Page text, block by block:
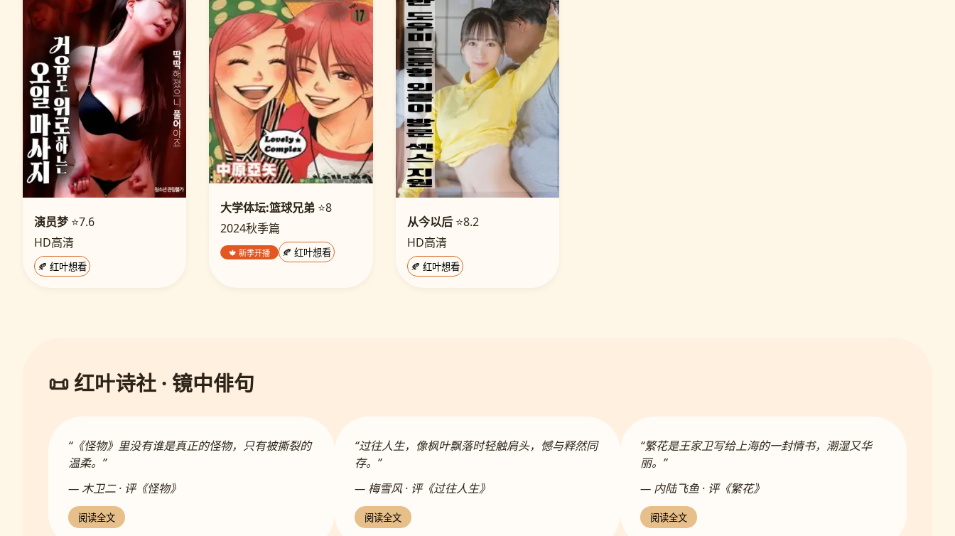
演员梦⭐7.6
HD高清
🍂 红叶想看
大学体坛:篮球兄弟 ⭐8
2024秋季篇
🍁 新季开播 🍂 红叶想看
从今以后⭐8.2
HD高清
🍂 红叶想看
📜 红叶诗社 · 镜中俳句
“《怪物》里没有谁是真正的怪物，只有被撕裂的
温柔。”
— 木卫二 · 评《怪物》
阅读全文
“过往人生，像枫叶飘落时轻触肩头，憾与释然同
存。”
— 梅雪风 · 评《过往人生》
阅读全文
“繁花是王家卫写给上海的一封情书，潮湿又华
丽。”
— 内陆飞鱼 · 评《繁花》
阅读全文